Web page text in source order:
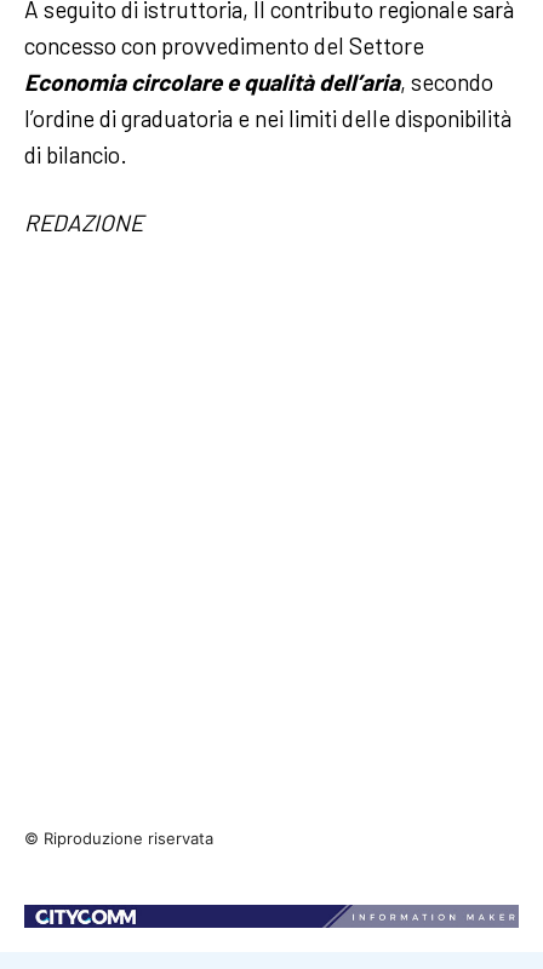
A seguito di istruttoria, Il contributo regionale sarà
concesso con provvedimento del Settore
Economia circolare e qualità dell’aria, secondo
l’ordine di graduatoria e nei limiti delle disponibilità
di bilancio.
REDAZIONE
© Riproduzione riservata